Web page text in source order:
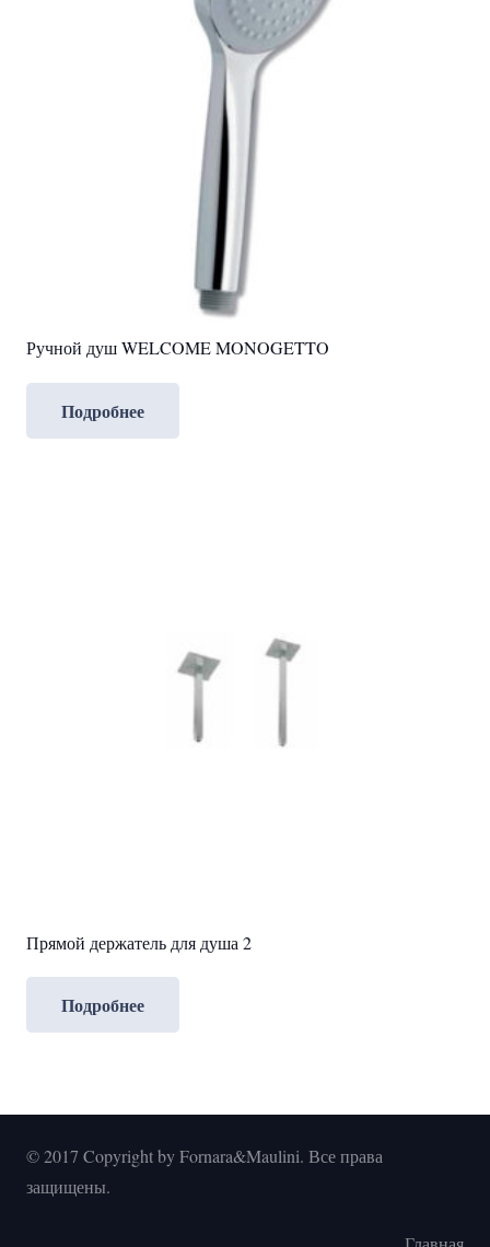
Ручной душ WELCOME MONOGETTO
Подробнее
Прямой держатель для душа 2
Подробнее
© 2017 Copyright by Fornara&Maulini. Все права
защищены.